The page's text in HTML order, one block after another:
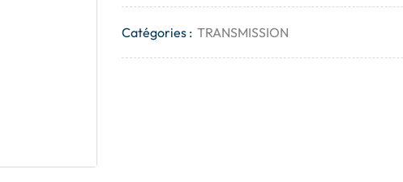
Catégories : TRANSMISSION